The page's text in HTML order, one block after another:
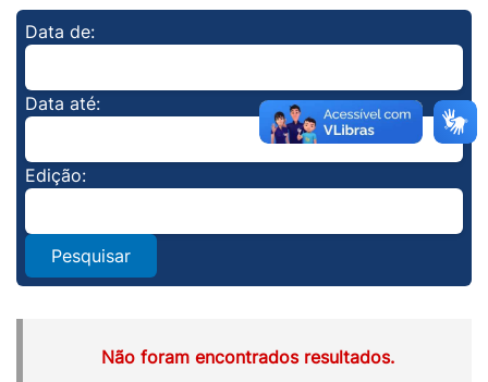
Data de:
Data até:
Edição:
Pesquisar
Não foram encontrados resultados.